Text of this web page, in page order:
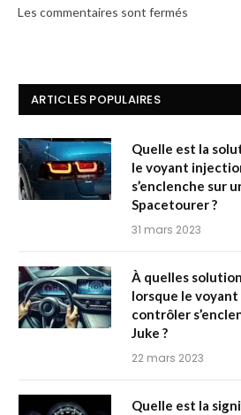
Les commentaires sont fermés
ARTICLES POPULAIRES
Quelle est la
le voyant
s’enclenche sur
Spacetourer ?
31 mars 2023
À quelles
lorsque le voyant
contrôler
Juke ?
22 mars 2023
Quelle est la